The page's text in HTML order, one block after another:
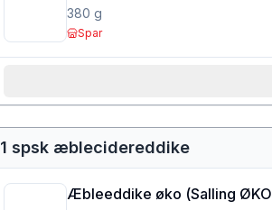
380 g
Spar
1 spsk æblecidereddike
Æbleeddike øko (Salling ØKO